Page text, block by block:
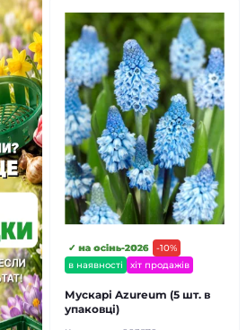
-10%
в наявності
✓ на осінь-2026
хіт продажів
Мускарі Azureum (5 шт. в
упаковці)